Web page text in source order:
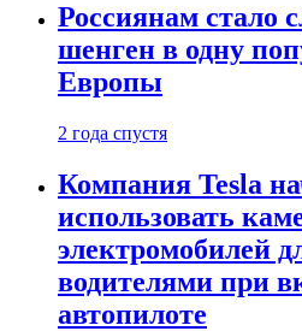
Россиянам стало
шенген в одну
Европы
2 года спустя
Компания Tesla
использовать
электромобилей
водителями при
автопилоте